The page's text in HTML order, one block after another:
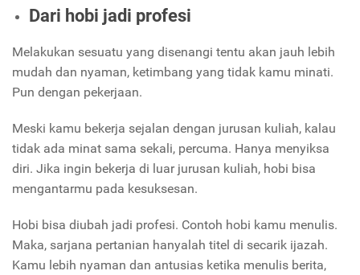
Dari hobi jadi profesi
Melakukan sesuatu yang disenangi tentu akan jauh lebih
mudah dan nyaman, ketimbang yang tidak kamu minati.
Pun dengan pekerjaan.
Meski kamu bekerja sejalan dengan jurusan kuliah, kalau
tidak ada minat sama sekali, percuma. Hanya menyiksa
diri. Jika ingin bekerja di luar jurusan kuliah, hobi bisa
mengantarmu pada kesuksesan.
Hobi bisa diubah jadi profesi. Contoh hobi kamu menulis.
Maka, sarjana pertanian hanyalah titel di secarik ijazah.
Kamu lebih nyaman dan antusias ketika menulis berita,